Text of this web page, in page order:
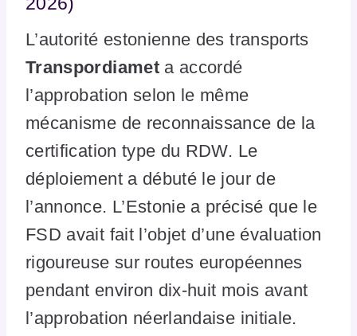
L’autorité estonienne des transports
Transpordiameta accordé
l’approbation selon le même
mécanisme de reconnaissance de la
certification type du RDW. Le
déploiement a débuté le jour de
l’annonce. L’Estonie a précisé que le
FSD avait fait l’objet d’une évaluation
rigoureuse sur routes européennes
pendant environ dix-huit mois avant
l’approbation néerlandaise initiale.